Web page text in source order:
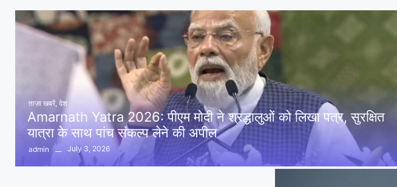
ताज़ा खबरें देश
Amarnath Yatra 2026: पीएम मोदी ने श्रद्धालुओं को लिखा पत्र, सुरक्षित
यात्रा के साथ पांच संकल्प लेने की अपील
admin July 3, 2026